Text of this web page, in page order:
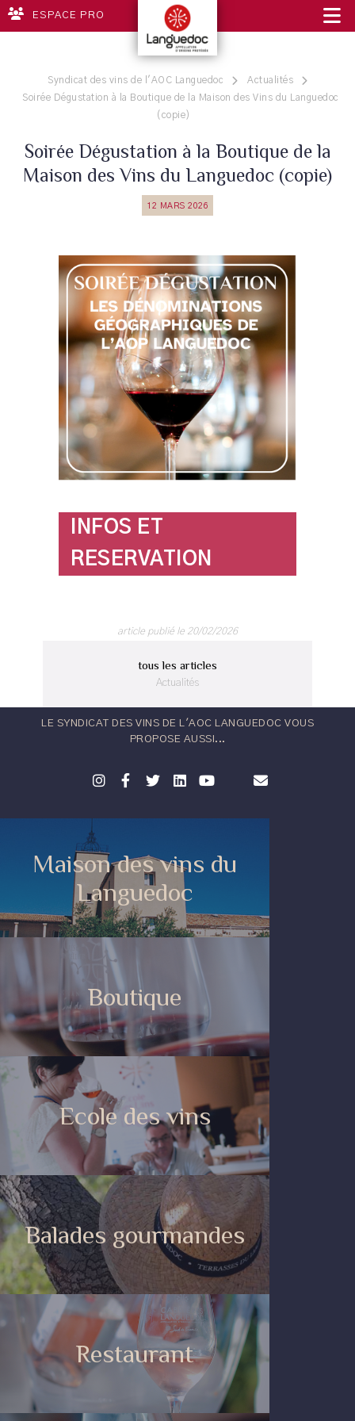
ESPACE PRO
Syndicat des vins de l'AOC Languedoc
Actualités
Soirée Dégustation à la Boutique de la Maison des Vins du Languedoc
(copie)
Soirée Dégustation à la Boutique de la
Maison des Vins du Languedoc (copie)
12 MARS 2026
INFOS ET
RESERVATION
article publié le 20/02/2026
tous les articles
Actualités
LE SYNDICAT DES VINS DE L'AOC LANGUEDOC VOUS
PROPOSE AUSSI...
Maison des vins du
Languedoc
Boutique
Ecole des vins
Balades gourmandes
Restaurant